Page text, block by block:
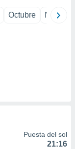
Octubre
Puesta del sol
21:16